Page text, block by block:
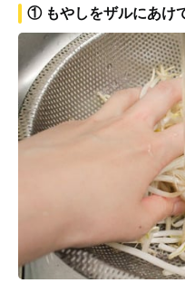
① もやしをザルにあけ